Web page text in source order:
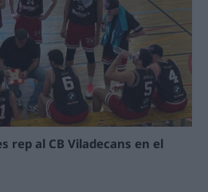
rep al CB Viladecans en el